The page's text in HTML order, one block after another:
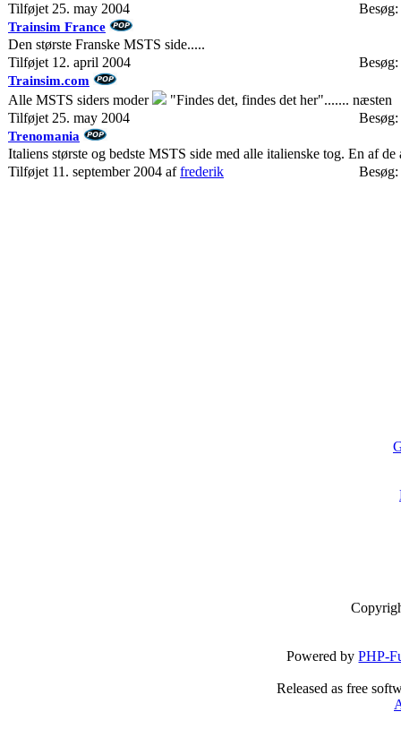
Tilføjet 25. may 2004
Trainsim France
Den største Franske MSTS side.....
Tilføjet 12. april 2004
Trainsim.com
Alle MSTS siders moder
"Findes det, findes det her"....... næsten
Tilføjet 25. may 2004
Trenomania
Italiens største og bedste MSTS side med alle italienske tog. En af
Tilføjet 11. september 2004 affrederik
Powered byPHP-
Released as free